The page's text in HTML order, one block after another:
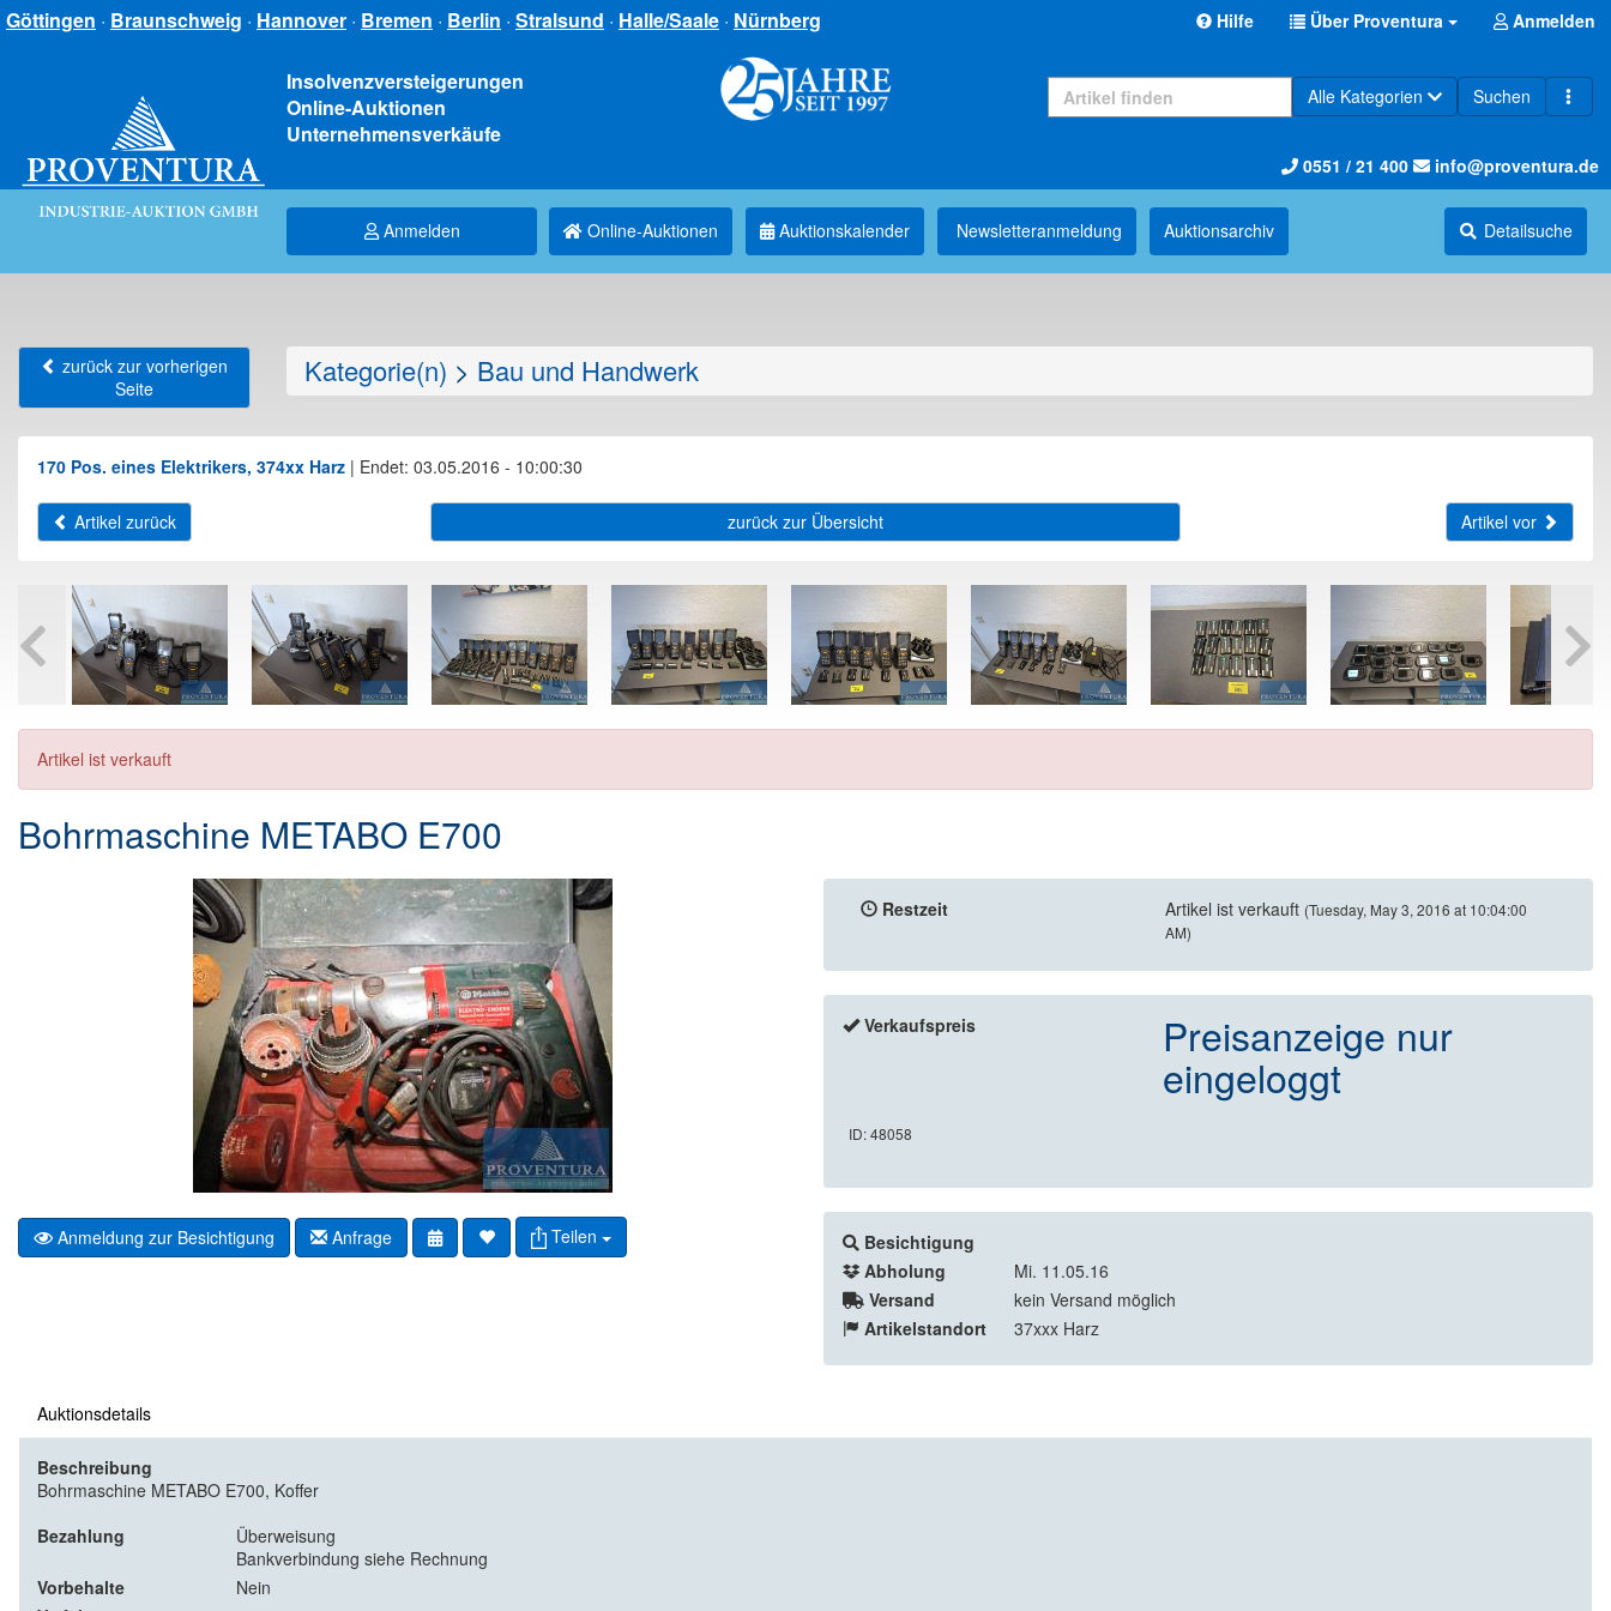
Göttingen · Braunschweig · Hannover · Bremen · Berlin · Stralsund · Halle/Saale · Nürnberg Hilfe Über Proventura Anmelden
Insolvenzversteigerungen
Online-Auktionen
Unternehmensverkäufe
Alle Kategorien Suchen
0551 / 21 400 info@proventura.de
Anmelden Online-Auktionen Auktionskalender Newsletter­anmeldung Auktions­archiv Detailsuche
zurück zur vorherigen
Seite
Kategorie(n) > Bau und Handwerk
170 Pos. eines Elektrikers, 374xx Harz | Endet: 03.05.2016 - 10:00:30
Artikel zurück zurück zur Übersicht Artikel vor
Artikel ist verkauft
Bohrmaschine METABO E700
Anmeldung zur Besichtigung Anfrage Teilen
Restzeit Artikel ist verkauft (Tuesday, May 3, 2016 at 10:04:00
AM)
Verkaufspreis Preisanzeige nur
eingeloggt
ID: 48058
Besichtigung
Abholung
Mi. 11.05.16
Versand
kein Versand möglich
Artikelstandort
37xxx Harz
Auktionsdetails
Beschreibung
Bohrmaschine METABO E700, Koffer
Bezahlung
Überweisung
Bankverbindung siehe Rechnung
Vorbehalte
Nein